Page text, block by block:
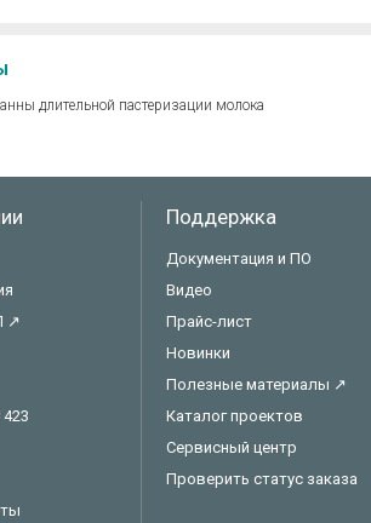
длительной пастеризации молока
↗
Поддержка
Документация и ПО
Видео
Прайс-лист
Новинки
Полезные материалы ↗
Каталог проектов
Сервисный центр
Проверить статус заказа